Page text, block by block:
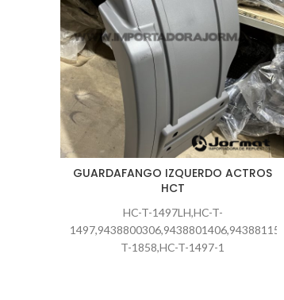
GUARDAFANGO IZQUERDO ACTROS
HCT
HC-T-1497LH,HC-T-
T-1858,HC-T-1497-1